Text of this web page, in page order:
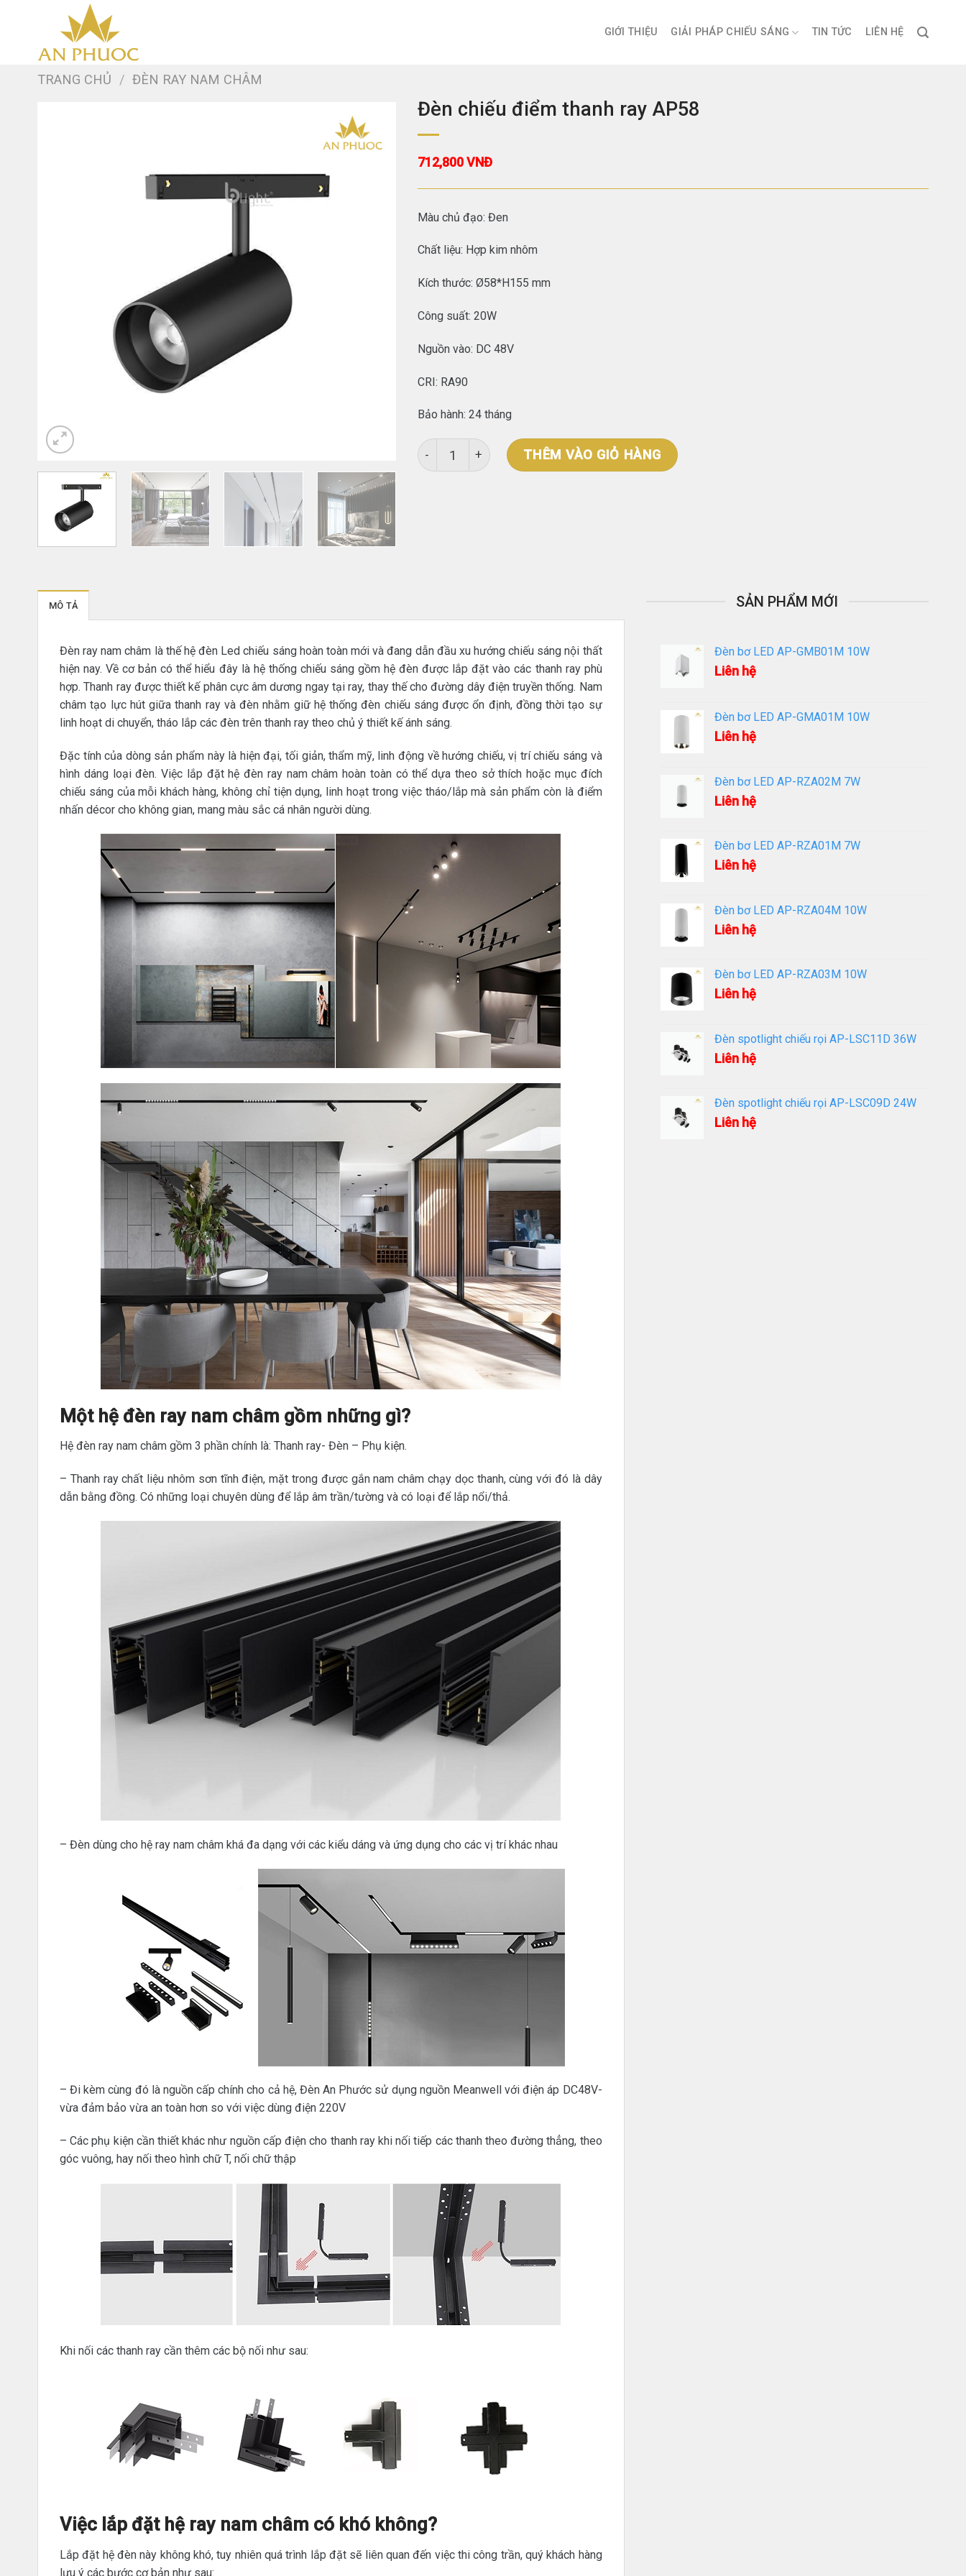
GIỚI THIỆU GIẢI PHÁP CHIẾU SÁNG TIN TỨC LIÊN HỆ
TRANG CHỦ / ĐÈN RAY NAM CHÂM
Đèn chiếu điểm thanh ray AP58
712,800VNĐ
Màu chủ đạo: Đen
Chất liệu: Hợp kim nhôm
Kích thước: Ø58*H155 mm
Công suất: 20W
Nguồn vào: DC 48V
CRI: RA90
Bảo hành: 24 tháng
Đèn chiếu điểm thanh ray AP58 số lượng
THÊM VÀO GIỎ HÀNG
MÔ TẢ
Đèn ray nam châm là thế hệ đèn Led chiếu sáng hoàn toàn mới và đang dẫn đầu xu hướng chiếu sáng nội thất
hiện nay. Về cơ bản có thể hiểu đây là hệ thống chiếu sáng gồm hệ đèn được lắp đặt vào các thanh ray phù
hợp. Thanh ray được thiết kế phân cực âm dương ngay tại ray, thay thế cho đường dây điện truyền thống. Nam
châm tạo lực hút giữa thanh ray và đèn nhằm giữ hệ thống đèn chiếu sáng được ổn định, đồng thời tạo sự
linh hoạt di chuyển, tháo lắp các đèn trên thanh ray theo chủ ý thiết kế ánh sáng.
Đặc tính của dòng sản phẩm này là hiện đại, tối giản, thẩm mỹ, linh động về hướng chiếu, vị trí chiếu sáng và
hình dáng loại đèn. Việc lắp đặt hệ đèn ray nam châm hoàn toàn có thể dựa theo sở thích hoặc mục đích
chiếu sáng của mỗi khách hàng, không chỉ tiện dụng, linh hoạt trong việc tháo/lắp mà sản phẩm còn là điểm
nhấn décor cho không gian, mang màu sắc cá nhân người dùng.
Một hệ đèn ray nam châm gồm những gì?
Hệ đèn ray nam châm gồm 3 phần chính là: Thanh ray- Đèn – Phụ kiện.
– Thanh ray chất liệu nhôm sơn tĩnh điện, mặt trong được gắn nam châm chạy dọc thanh, cùng với đó là dây
dẫn bằng đồng. Có những loại chuyên dùng để lắp âm trần/tường và có loại để lắp nổi/thả.
– Đèn dùng cho hệ ray nam châm khá đa dạng với các kiểu dáng và ứng dụng cho các vị trí khác nhau
– Đi kèm cùng đó là nguồn cấp chính cho cả hệ, Đèn An Phước sử dụng nguồn Meanwell với điện áp DC48V-
vừa đảm bảo vừa an toàn hơn so với việc dùng điện 220V
– Các phụ kiện cần thiết khác như nguồn cấp điện cho thanh ray khi nối tiếp các thanh theo đường thẳng, theo
góc vuông, hay nối theo hình chữ T, nối chữ thập
Khi nối các thanh ray cần thêm các bộ nối như sau:
Việc lắp đặt hệ ray nam châm có khó không?
Lắp đặt hệ đèn này không khó, tuy nhiên quá trình lắp đặt sẽ liên quan đến việc thi công trần, quý khách hàng
lưu ý các bước cơ bản như sau:
SẢN PHẨM MỚI
Đèn bơ LED AP-GMB01M 10W
Liên hệ
Đèn bơ LED AP-GMA01M 10W
Liên hệ
Đèn bơ LED AP-RZA02M 7W
Liên hệ
Đèn bơ LED AP-RZA01M 7W
Liên hệ
Đèn bơ LED AP-RZA04M 10W
Liên hệ
Đèn bơ LED AP-RZA03M 10W
Liên hệ
Đèn spotlight chiếu rọi AP-LSC11D 36W
Liên hệ
Đèn spotlight chiếu rọi AP-LSC09D 24W
Liên hệ